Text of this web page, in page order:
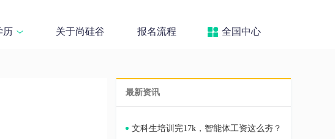
历 关于尚硅谷 报名流程 全国中心
最新资讯
文科生培训完17k，智能体工资这么夯？